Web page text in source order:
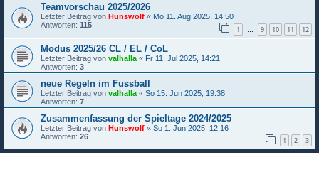
Teamvorschau 2025/2026
Letzter Beitrag von Hunswolf « Mo 11. Aug 2025, 14:50
Antworten: 115 1 9 10 11 12
Modus 2025/26 CL / EL / CoL
Letzter Beitrag von valhalla « Fr 11. Jul 2025, 14:21
Antworten: 3
neue Regeln im Fussball
Letzter Beitrag von valhalla « So 15. Jun 2025, 19:38
Antworten: 7
Zusammenfassung der Spieltage 2024/2025
Letzter Beitrag von Hunswolf « So 1. Jun 2025, 12:16
Antworten: 26 1 2 3